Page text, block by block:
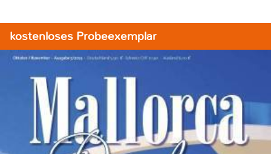
kostenloses Probeexemplar